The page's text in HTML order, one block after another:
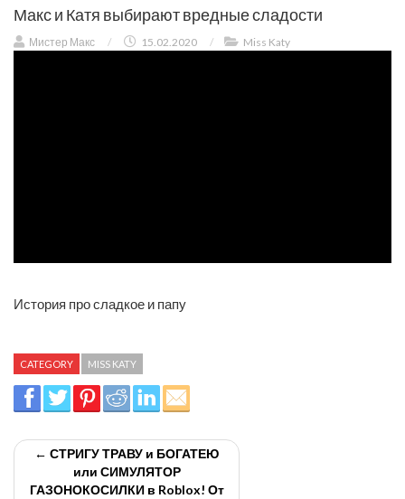
Макс и Катя выбирают вредные сладости
Мистер Макс / 15.02.2020 / Miss Katy
История про сладкое и папу
CATEGORY MISS KATY
← СТРИГУ ТРАВУ и БОГАТЕЮ
или СИМУЛЯТОР
ГАЗОНОКОСИЛКИ в Roblox! От